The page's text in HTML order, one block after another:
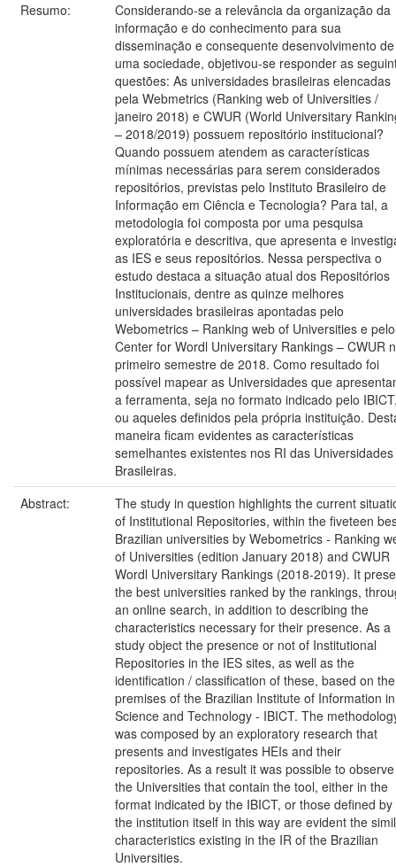
Resumo:
Considerando-se a relevância da organização da
informação e do conhecimento para sua
disseminação e consequente desenvolvimento de
uma sociedade, objetivou-se responder as
questões: As universidades brasileiras elencadas
pela Webmetrics (Ranking web of Universities /
janeiro 2018) e CWUR (World Universitary
– 2018/2019) possuem repositório institucional?
Quando possuem atendem as características
mínimas necessárias para serem considerados
repositórios, previstas pelo Instituto Brasileiro de
Informação em Ciência e Tecnologia? Para tal, a
metodologia foi composta por uma pesquisa
exploratória e descritiva, que apresenta e
as IES e seus repositórios. Nessa perspectiva o
estudo destaca a situação atual dos Repositórios
Institucionais, dentre as quinze melhores
universidades brasileiras apontadas pelo
Webometrics – Ranking web of Universities e pelo
Center for Wordl Universitary Rankings – CWUR
primeiro semestre de 2018. Como resultado foi
possível mapear as Universidades que
a ferramenta, seja no formato indicado pelo
ou aqueles definidos pela própria instituição.
maneira ficam evidentes as características
semelhantes existentes nos RI das Universidades
Brasileiras.
Abstract:
The study in question highlights the current
of Institutional Repositories, within the fiveteen
Brazilian universities by Webometrics - Ranking
of Universities (edition January 2018) and CWUR
Wordl Universitary Rankings (2018-2019). It
the best universities ranked by the rankings,
an online search, in addition to describing the
characteristics necessary for their presence. As a
study object the presence or not of Institutional
Repositories in the IES sites, as well as the
identification / classification of these, based on the
premises of the Brazilian Institute of Information in
Science and Technology - IBICT. The
was composed by an exploratory research that
presents and investigates HEIs and their
repositories. As a result it was possible to observe
the Universities that contain the tool, either in the
format indicated by the IBICT, or those defined by
the institution itself in this way are evident the
characteristics existing in the IR of the Brazilian
Universities.